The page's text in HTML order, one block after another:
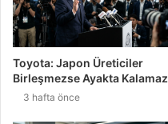
Toyota: Japon Üreticiler
Birleşmezse Ayakta Kalamaz
3 hafta önce